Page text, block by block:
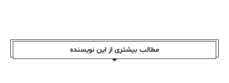
مطالب بیشتری از این نویسندە